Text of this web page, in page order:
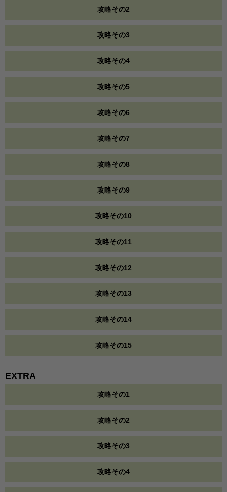
攻略その2
攻略その3
攻略その4
攻略その5
攻略その6
攻略その7
攻略その8
攻略その9
攻略その10
攻略その11
攻略その12
攻略その13
攻略その14
攻略その15
EXTRA
攻略その1
攻略その2
攻略その3
攻略その4